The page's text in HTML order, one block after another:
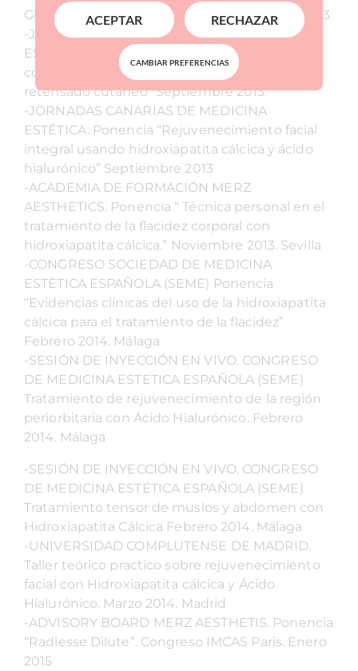
Glytone. Master de Medicina Estética. Abril 2013
-JORNADAS CANARIAS DE MEDICINA
ESTÉTICA. Ponencia “Técnica de vectorización
corporal con Radiesse, para tratamiento de
retensado cutáneo” Septiembre 2013.
-JORNADAS CANARIAS DE MEDICINA
ESTÉTICA. Ponencia “Rejuvenecimiento facial
integral usando hidroxiapatita cálcica y ácido
hialurónico” Septiembre 2013
-ACADEMIA DE FORMACIÓN MERZ
AESTHETICS. Ponencia “ Técnica personal en el
tratamiento de la flacidez corporal con
hidroxiapatita cálcica.” Noviembre 2013. Sevilla
-CONGRESO SOCIEDAD DE MEDICINA
ESTÉTICA ESPAÑOLA (SEME) Ponencia
“Evidencias clínicas del uso de la hidroxiapatita
cálcica para el tratamiento de la flacidez”
Febrero 2014. Málaga
-SESIÓN DE INYECCIÓN EN VIVO. CONGRESO
DE MEDICINA ESTETICA ESPAÑOLA (SEME)
Tratamiento de rejuvenecimiento de la región
periorbitaria con Ácido Hialurónico. Febrero
2014. Málaga
-SESIÓN DE INYECCIÓN EN VIVO. CONGRESO
DE MEDICINA ESTÉTICA ESPAÑOLA (SEME)
Tratamiento tensor de muslos y abdomen con
Hidroxiapatita Cálcica Febrero 2014. Málaga
-UNIVERSIDAD COMPLUTENSE DE MADRID.
Taller teórico practico sobre rejuvenecimiento
facial con Hidroxiapatita cálcica y Ácido
Hialurónico. Marzo 2014. Madrid
-ADVISORY BOARD MERZ AESTHETIS. Ponencia
“Radiesse Dilute”. Congreso IMCAS Paris. Enero
2015
ACEPTAR RECHAZAR
CAMBIAR PREFERENCIAS